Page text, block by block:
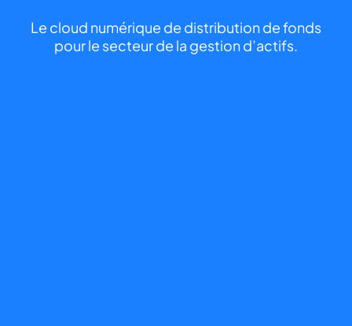
Le cloud numérique de distribution de fonds
pour le secteur de la gestion d’actifs.